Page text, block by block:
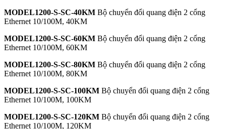
MODEL1200-S-SC-40KM Bộ chuyển đổi quang điện 2 cổng
Ethernet 10/100M, 40KM
MODEL1200-S-SC-60KM Bộ chuyển đổi quang điện 2 cổng
Ethernet 10/100M, 60KM
MODEL1200-S-SC-80KM Bộ chuyển đổi quang điện 2 cổng
Ethernet 10/100M, 80KM
MODEL1200-S-SC-100KM Bộ chuyển đổi quang điện 2 cổng
Ethernet 10/100M, 100KM
MODEL1200-S-SC-120KM Bộ chuyển đổi quang điện 2 cổng
Ethernet 10/100M, 120KM